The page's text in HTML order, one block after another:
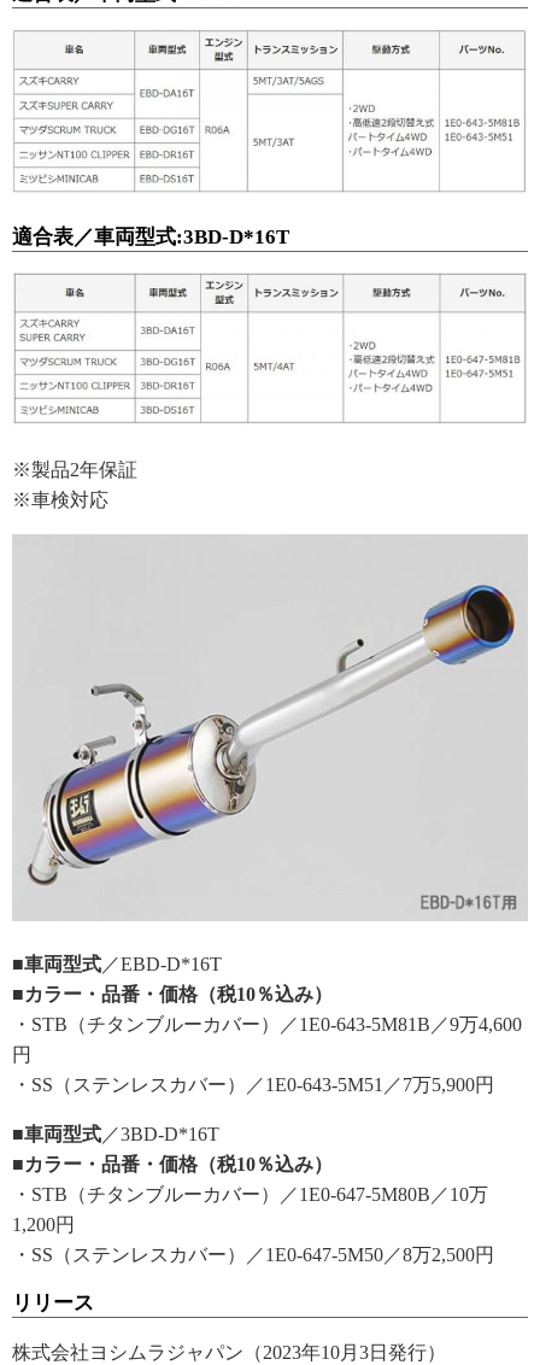
適合表／車両型式:3BD-D*16T
※製品2年保証
※車検対応
■車両型式 ／EBD-D*16T
■カラー・品番・価格（税10％込み）
・STB（チタンブルーカバー）／1E0-643-5M81B／9万4,600
円
・SS（ステンレスカバー）／1E0-643-5M51／7万5,900円
■車両型式 ／3BD-D*16T
■カラー・品番・価格（税10％込み）
・STB（チタンブルーカバー）／1E0-647-5M80B／10万
1,200円
・SS（ステンレスカバー）／1E0-647-5M50／8万2,500円
リリース
株式会社ヨシムラジャパン（2023年10月3日発行）